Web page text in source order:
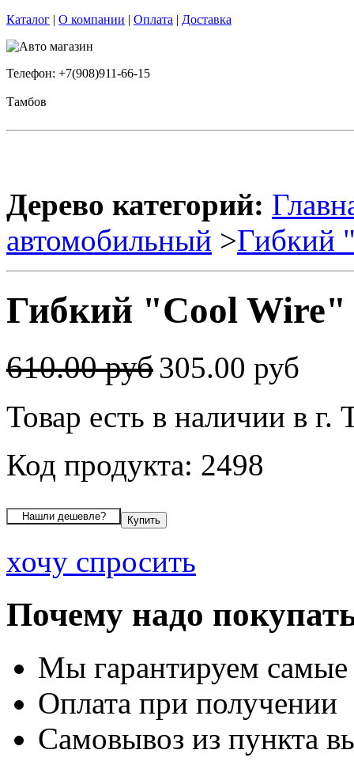
Каталог | О компании | Оплата | Доставка
Телефон: +7(908)911-66-15
Тамбов
Дерево категорий:
автомобильный >Гибкий
Гибкий "Cool Wire"
610.00 руб305.00 руб
Товар есть в наличии в г.
Код продукта: 2498
хочу спросить
Почему надо
Мы гарантируем
Оплата при получении
Самовывоз из пункта